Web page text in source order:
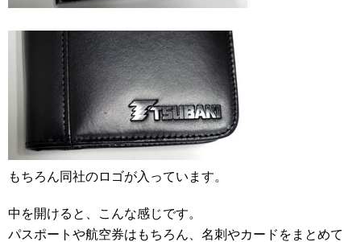
もちろん同社のロゴが入っています。
中を開けると、こんな感じです。
パスポートや航空券はもちろん、名刺やカードをまとめて